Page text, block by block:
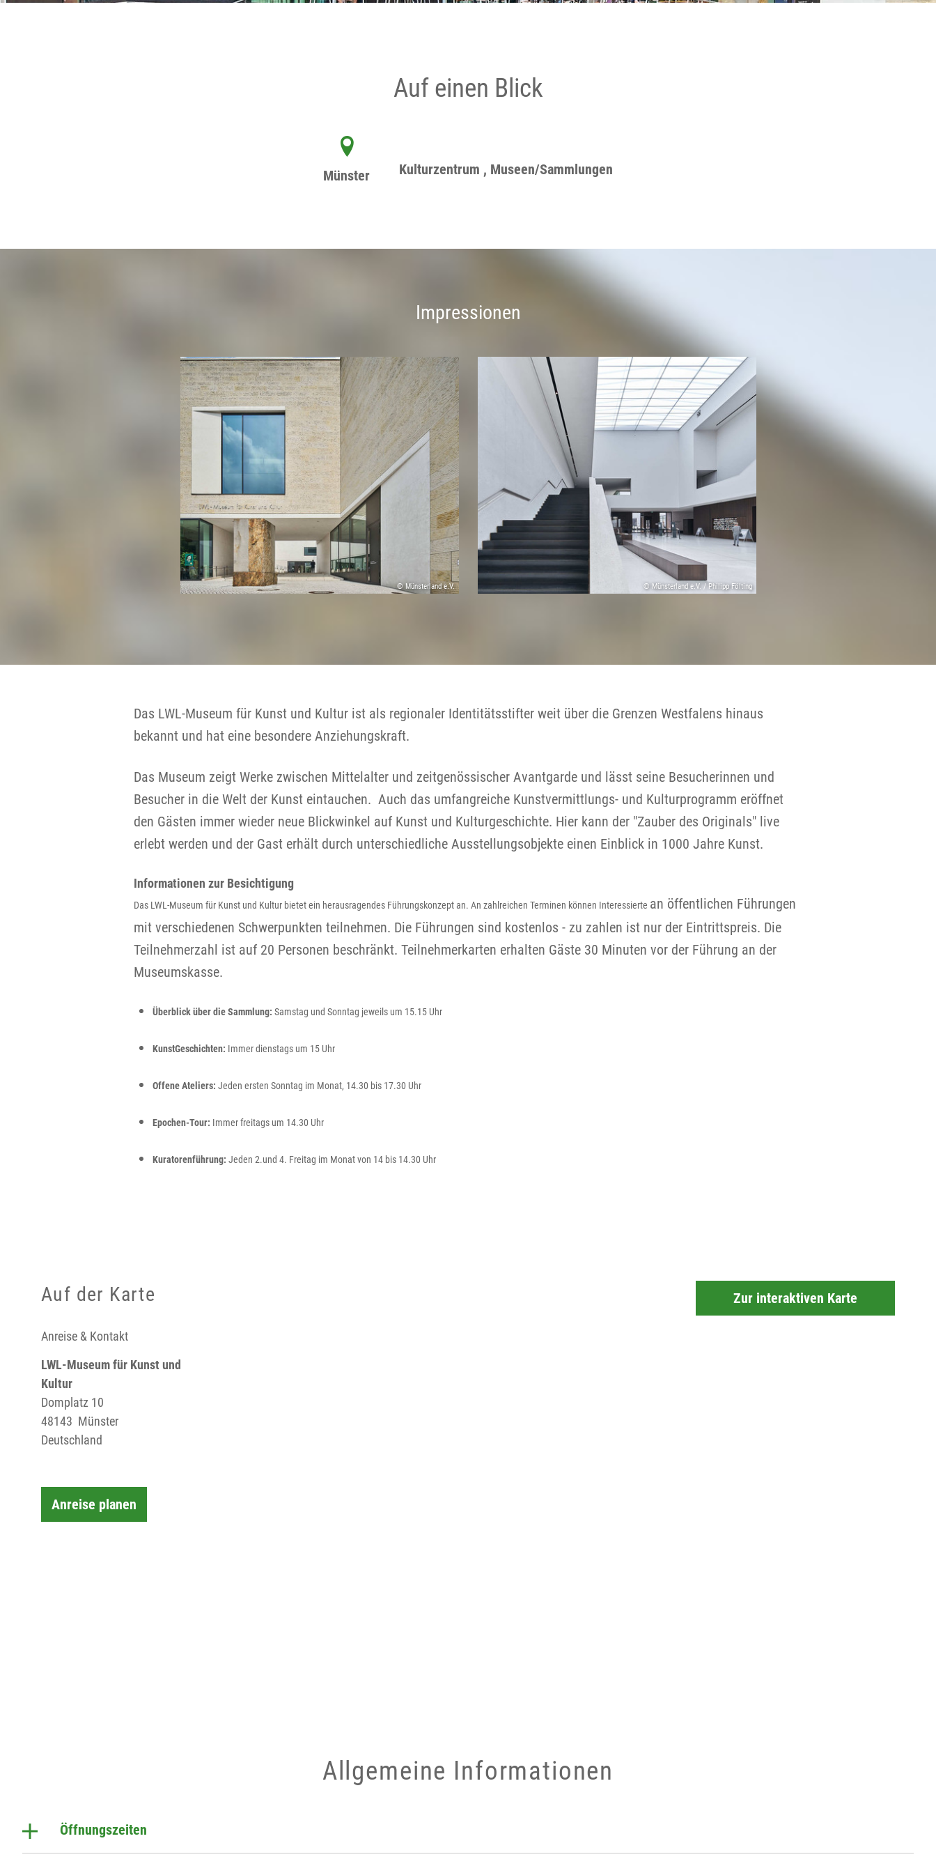
Auf einen Blick
Münster Kulturzentrum , Museen/Sammlungen
Impressionen
© Münsterland e.V. © Münsterland e.V. / Philipp Fölting
Das LWL-Museum für Kunst und Kultur ist als regionaler Identitätsstifter weit über die Grenzen Westfalens hinaus
bekannt und hat eine besondere Anziehungskraft.
Das Museum zeigt Werke zwischen Mittelalter und zeitgenössischer Avantgarde und lässt seine Besucherinnen und
Besucher in die Welt der Kunst eintauchen. Auch das umfangreiche Kunstvermittlungs- und Kulturprogramm eröffnet
den Gästen immer wieder neue Blickwinkel auf Kunst und Kulturgeschichte. Hier kann der "Zauber des Originals" live
erlebt werden und der Gast erhält durch unterschiedliche Ausstellungsobjekte einen Einblick in 1000 Jahre Kunst.
Informationen zur Besichtigung
Das LWL-Museum für Kunst und Kultur bietet ein herausragendes Führungskonzept an. An zahlreichen Terminen können Interessierte an öffentlichen Führungen
mit verschiedenen Schwerpunkten teilnehmen. Die Führungen sind kostenlos - zu zahlen ist nur der Eintrittspreis. Die
Teilnehmerzahl ist auf 20 Personen beschränkt. Teilnehmerkarten erhalten Gäste 30 Minuten vor der Führung an der
Museumskasse.
Überblick über die Sammlung: Samstag und Sonntag jeweils um 15.15 Uhr
KunstGeschichten: Immer dienstags um 15 Uhr
Offene Ateliers: Jeden ersten Sonntag im Monat, 14.30 bis 17.30 Uhr
Epochen-Tour: Immer freitags um 14.30 Uhr
Kuratorenführung: Jeden 2.und 4. Freitag im Monat von 14 bis 14.30 Uhr
Auf der Karte
Anreise & Kontakt
LWL-Museum für Kunst und
Kultur
Domplatz 10
48143 Münster
Deutschland
Anreise planen
Zur interaktiven Karte
Allgemeine Informationen
Öffnungszeiten